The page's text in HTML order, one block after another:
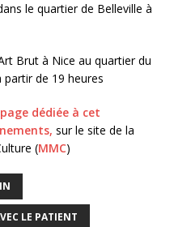
le quartier de Belleville à
Brut à Nice au quartier du
de 19 heures
dédiée à cet
sur le site de la
(MMC)
LE PATIENT